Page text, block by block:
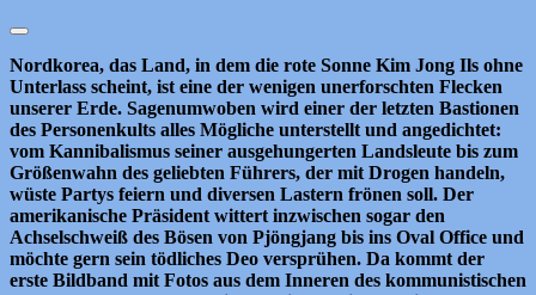
Nordkorea, das Land, in dem die rote Sonne Kim Jong Ils ohne
Unterlass scheint, ist eine der wenigen unerforschten Flecken
unserer Erde. Sagenumwoben wird einer der letzten Bastionen
des Personenkults alles Mögliche unterstellt und angedichtet:
vom Kannibalismus seiner ausgehungerten Landsleute bis zum
Größenwahn des geliebten Führers, der mit Drogen handeln,
wüste Partys feiern und diversen Lastern frönen soll. Der
amerikanische Präsident wittert inzwischen sogar den
Achselschweiß des Bösen von Pjöngjang bis ins Oval Office und
möchte gern sein tödliches Deo versprühen. Da kommt der
erste Bildband mit Fotos aus dem Inneren des kommunistischen